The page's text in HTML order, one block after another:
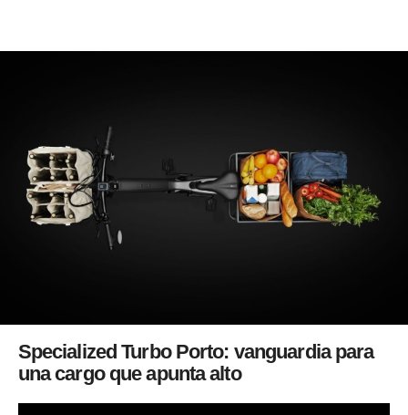
Specialized Turbo Porto: vanguardia para
una cargo que apunta alto